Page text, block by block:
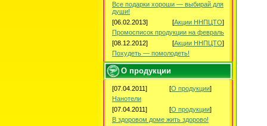
Все подарки хороши — выбирай для
души!
[06.02.2013]
[Акции ННПЦТО]
Промосписок продукции на февраль
[08.12.2012]
[Акции ННПЦТО]
Похудеть — помолодеть!
О продукции
[07.04.2011] [О продукции]
Нанотели
[07.04.2011]
[О продукции]
В здоровом доме жить здорово!